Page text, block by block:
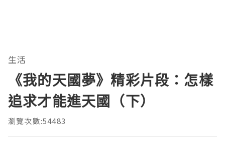
生活
《我的天國夢》精彩片段：怎樣
追求才能進天國（下）
瀏覽次數:54483